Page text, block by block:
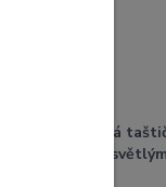
Kosmetická
fialová se